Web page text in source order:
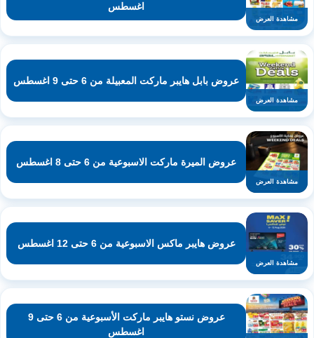
مشاهدة العرض
اغسطس
مشاهدة العرض
عروض بابل هايبر ماركت المعبيلة من 6 حتى 9 اغسطس
مشاهدة العرض
عروض الميرة ماركت الاسبوعية من 6 حتى 8 اغسطس
مشاهدة العرض
عروض هايبر ماكس الاسبوعية من 6 حتى 12 اغسطس
عروض نستو هايبر ماركت الأسبوعية من 6 حتى 9
اغسطس